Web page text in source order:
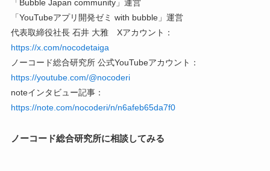
「Bubble Japan community」運営
「YouTubeアプリ開発ゼミ with bubble」運営
代表取締役社長 石井 大雅 Xアカウント：
https://x.com/nocodetaiga
ノーコード総合研究所 公式YouTubeアカウント：
https://youtube.com/@nocoderi
noteインタビュー記事：
https://note.com/nocoderi/n/n6afeb65da7f0
ノーコード総合研究所に相談してみる